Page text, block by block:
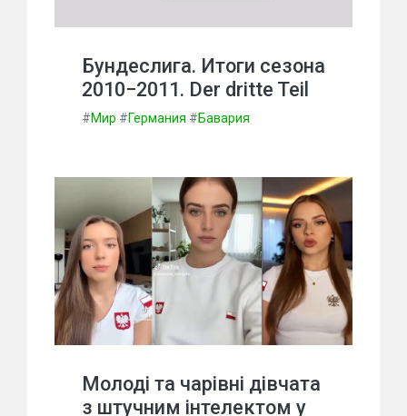
Бундеслига. Итоги сезона
2010−2011. Der dritte Teil
#Мир #Германия #Бавария
Молоді та чарівні дівчата
з штучним інтелектом у